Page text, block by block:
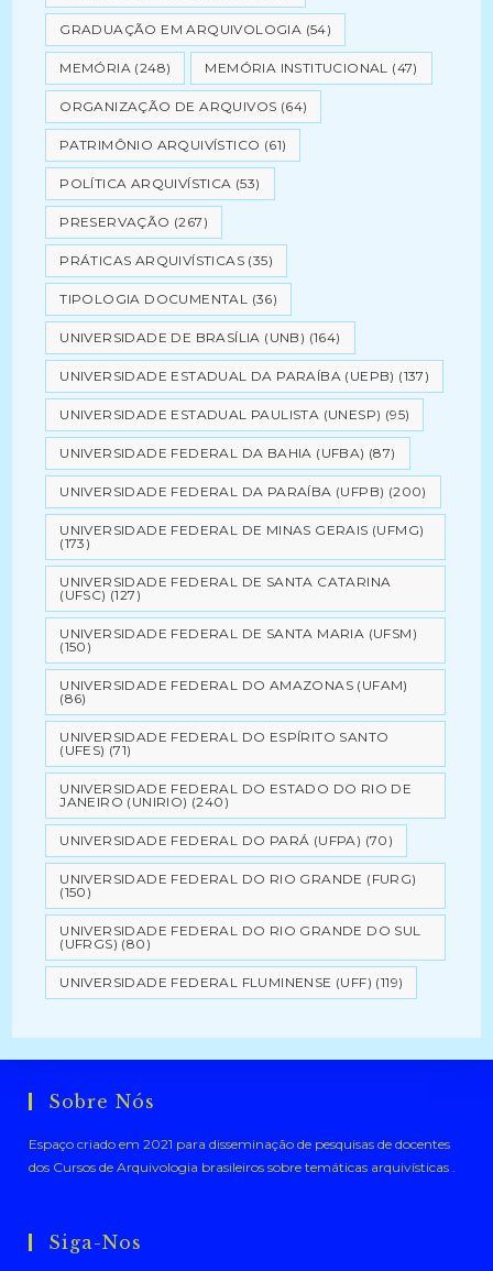
GRADUAÇÃO EM ARQUIVOLOGIA (54)
MEMÓRIA (248) MEMÓRIA INSTITUCIONAL (47)
ORGANIZAÇÃO DE ARQUIVOS (64)
PATRIMÔNIO ARQUIVÍSTICO (61)
POLÍTICA ARQUIVÍSTICA (53)
PRESERVAÇÃO (267)
PRÁTICAS ARQUIVÍSTICAS (35)
TIPOLOGIA DOCUMENTAL (36)
UNIVERSIDADE DE BRASÍLIA (UNB) (164)
UNIVERSIDADE ESTADUAL DA PARAÍBA (UEPB) (137)
UNIVERSIDADE ESTADUAL PAULISTA (UNESP) (95)
UNIVERSIDADE FEDERAL DA BAHIA (UFBA) (87)
UNIVERSIDADE FEDERAL DA PARAÍBA (UFPB) (200)
UNIVERSIDADE FEDERAL DE MINAS GERAIS (UFMG)
(173)
UNIVERSIDADE FEDERAL DE SANTA CATARINA
(UFSC) (127)
UNIVERSIDADE FEDERAL DE SANTA MARIA (UFSM)
(150)
UNIVERSIDADE FEDERAL DO AMAZONAS (UFAM)
(86)
UNIVERSIDADE FEDERAL DO ESPÍRITO SANTO
(UFES) (71)
UNIVERSIDADE FEDERAL DO ESTADO DO RIO DE
JANEIRO (UNIRIO) (240)
UNIVERSIDADE FEDERAL DO PARÁ (UFPA) (70)
UNIVERSIDADE FEDERAL DO RIO GRANDE (FURG)
(150)
UNIVERSIDADE FEDERAL DO RIO GRANDE DO SUL
(UFRGS) (80)
UNIVERSIDADE FEDERAL FLUMINENSE (UFF) (119)
Sobre Nós
Espaço criado em 2021 para disseminação de pesquisas de docentes
dos Cursos de Arquivologia brasileiros sobre temáticas arquivísticas .
Siga-Nos